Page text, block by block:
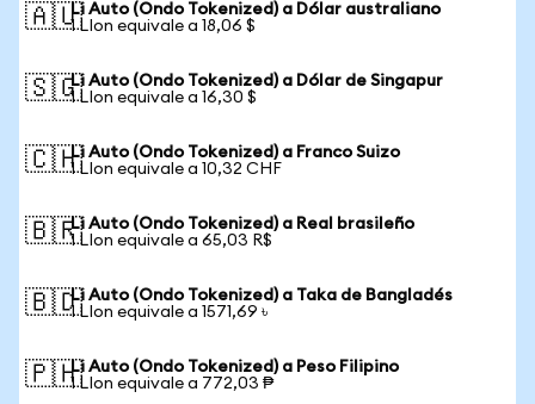
🇦🇺Li Auto (Ondo Tokenized) a Dólar australiano
1 LIon equivale a 18,06 $
🇸🇬Li Auto (Ondo Tokenized) a Dólar de Singapur
1 LIon equivale a 16,30 $
🇨🇭Li Auto (Ondo Tokenized) a Franco Suizo
1 LIon equivale a 10,32 CHF
🇧🇷Li Auto (Ondo Tokenized) a Real brasileño
1 LIon equivale a 65,03 R$
🇧🇩Li Auto (Ondo Tokenized) a Taka de Bangladés
1 LIon equivale a 1571,69 ৳
🇵🇭Li Auto (Ondo Tokenized) a Peso Filipino
1 LIon equivale a 772,03 ₱